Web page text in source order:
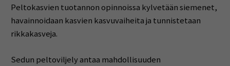
Peltokasvien tuotannon opinnoissa kylvetään siemenet,
havainnoidaan kasvien kasvuvaiheita ja tunnistetaan
rikkakasveja.
Sedun peltoviljely antaa mahdollisuuden